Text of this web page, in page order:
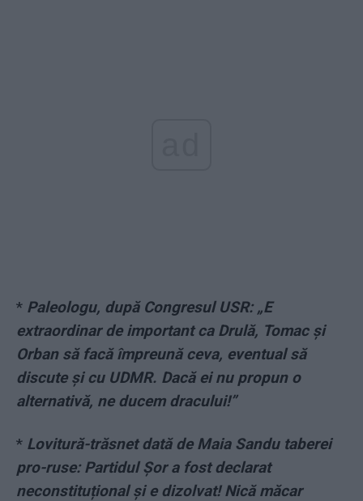
* Paleologu, după Congresul USR: „E
extraordinar de important ca Drulă, Tomac și
Orban să facă împreună ceva, eventual să
discute și cu UDMR. Dacă ei nu propun o
alternativă, ne ducem dracului!”
* Lovitură-trăsnet dată de Maia Sandu taberei
pro-ruse: Partidul Șor a fost declarat
neconstituțional și e dizolvat! Nică măcar